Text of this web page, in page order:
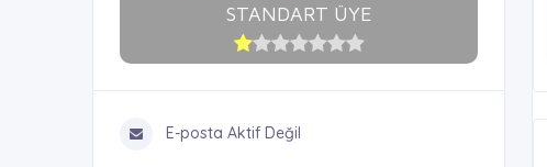
STANDART ÜYE
E-posta Aktif Değil